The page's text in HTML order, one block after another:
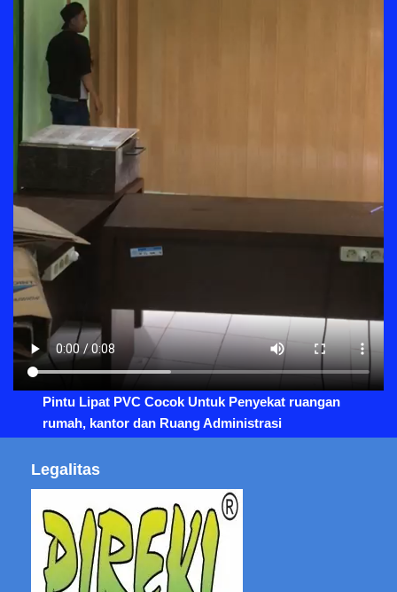
Pintu Lipat PVC Cocok Untuk Penyekat ruangan
rumah, kantor dan Ruang Administrasi
Legalitas